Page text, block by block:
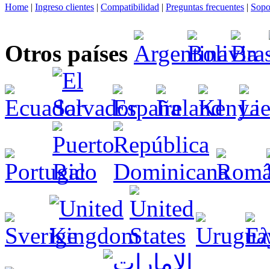
Home | Ingreso clientes | Compatibilidad | Preguntas frecuentes |
Otros países